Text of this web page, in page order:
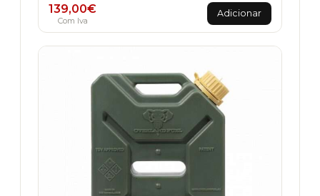
139,00€
Com Iva
Adicionar